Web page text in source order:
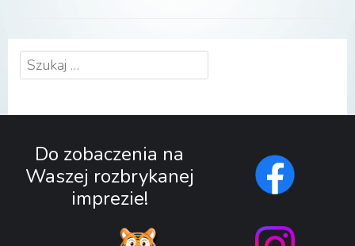
Szukaj:
Do zobaczenia na
Waszej rozbrykanej
imprezie!